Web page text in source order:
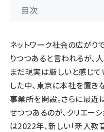
目次
ネットワーク社会の広がり
りつつあると言われるが、
まだ現実は厳しいと感じて
した中、東京に本社を置
事業所を開設。さらに最近
せつつあるのが、クリエー
は2022年、新しい「新人教